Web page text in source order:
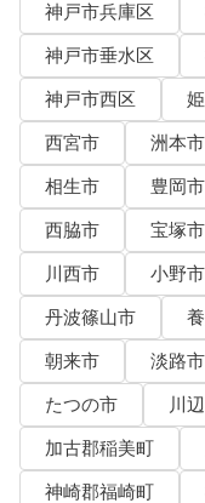
神戸市兵庫区
神戸市垂水区
神戸市西区
西宮市
洲本市
相生市
豊岡市
西脇市
宝塚市
川西市
小野市
丹波篠山市
朝来市
淡路市
たつの市
川
加古郡稲美町
神崎郡福崎町